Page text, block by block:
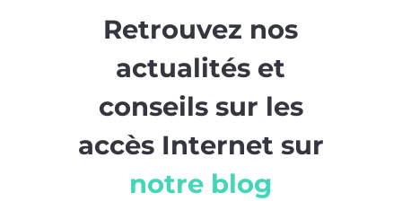
Retrouvez nos
actualités et
conseils sur les
accès Internet sur
notre blog